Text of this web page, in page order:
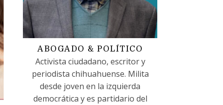
ABOGADO & POLÍTICO
Activista ciudadano, escritor y
periodista chihuahuense. Milita
desde joven en la izquierda
democrática y es partidario del